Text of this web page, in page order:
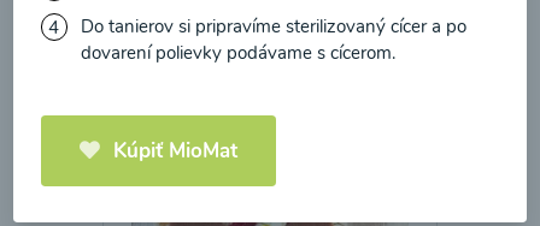
Do tanierov si pripravíme sterilizovaný cícer a po
dovarení polievky podávame s cícerom.
Kúpiť MioMat